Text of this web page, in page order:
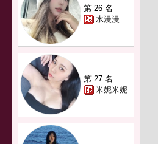
第 26 名
水漫漫
第 27 名
米妮米妮